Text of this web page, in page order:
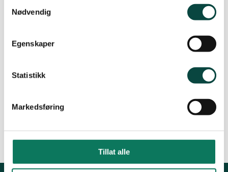
Nødvendig
Egenskaper
Statistikk
Markedsføring
Tillat alle
også tre svært dyktige varamedlemmer: Oddvar
Soldal, veteran i lokallaget i Kvam, Synnøve
Spangelo i Hordnesskogens Venner som gjer ein
imponerande innsats for å ta vare på
Bergen sitt lokallag i Folkeaksjonen for oljefritt
Me ser fram til eit spennande år!